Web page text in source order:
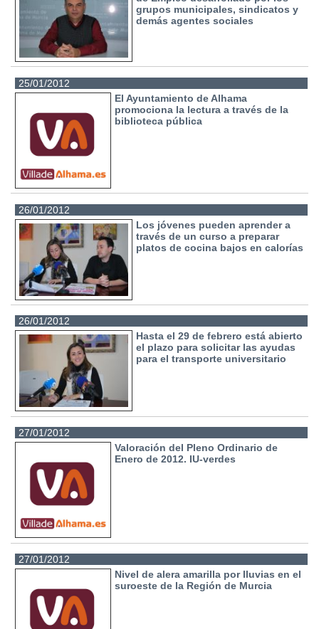
grupos municipales, sindicatos y
demás agentes sociales
25/01/2012
El Ayuntamiento de Alhama
promociona la lectura a través de la
biblioteca pública
26/01/2012
Los jóvenes pueden aprender a
través de un curso a preparar
platos de cocina bajos en calorías
26/01/2012
Hasta el 29 de febrero está abierto
el plazo para solicitar las ayudas
para el transporte universitario
27/01/2012
Valoración del Pleno Ordinario de
Enero de 2012. IU-verdes
27/01/2012
Nivel de alera amarilla por lluvias en el
suroeste de la Región de Murcia